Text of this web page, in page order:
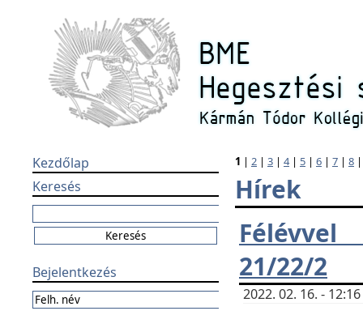
Kezdőlap
Keresés
Bejelentkezés
1 | 2 | 3 | 4| 5 | 6 | 7 | 8
Hírek
21/22/2
2022. 02. 16. -